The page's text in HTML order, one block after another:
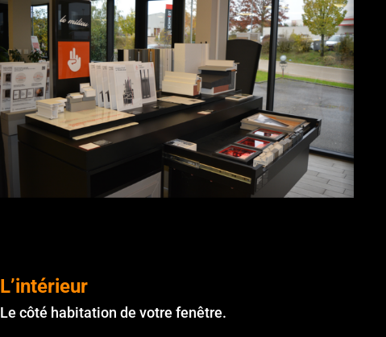
L’intérieur
Le côté habitation de votre fenêtre.